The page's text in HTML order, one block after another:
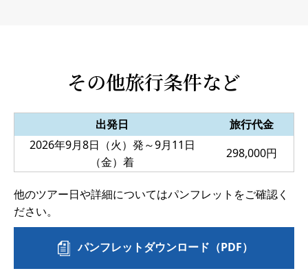
その他旅行条件など
出発日
旅行代金
2026年9月8日（火）発～9月11日
（金）着
298,000円
他のツアー日や詳細についてはパンフレットをご確認く
ださい。
パンフレットダウンロード（PDF）